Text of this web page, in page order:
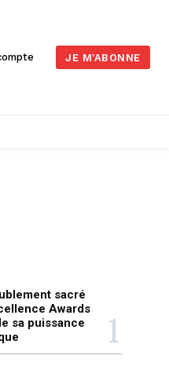
JE M'ABONNE
sacré
Awards
sa puissance